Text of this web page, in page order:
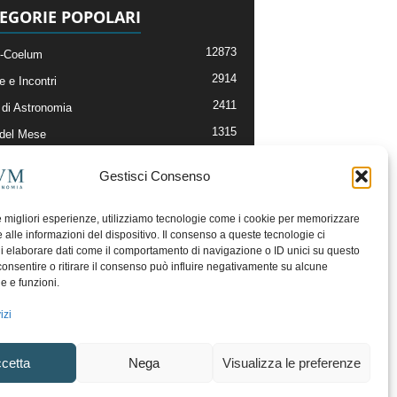
Gestisci Consenso
migliori esperienze, utilizziamo tecnologie come i cookie per memorizzare
alle informazioni del dispositivo. Il consenso a queste tecnologie ci
elaborare dati come il comportamento di navigazione o ID unici su questo
o ritirare il consenso può influire negativamente su alcune
e funzioni.
Nega Visualizza le preferenze
POPOLARI
Coelum 12873
e Incontri 2914
Astronomia 2411
Mese 1315
e Risorse On-Line
della Redazione